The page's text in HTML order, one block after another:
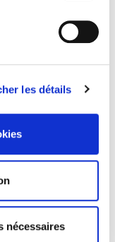
les détails
nécessaires
au débat
d’une
espace de
pour
de droit, à
ou fragilisé